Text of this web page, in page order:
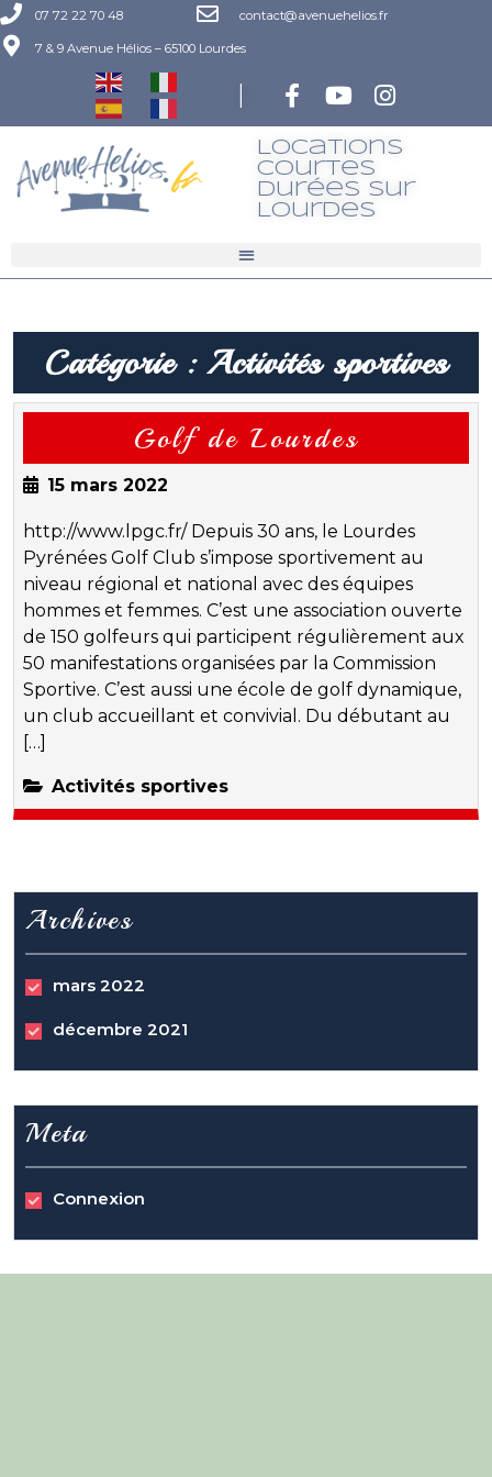
07 72 22 70 48 contact@avenuehelios.fr
7 & 9 Avenue Hélios – 65100 Lourdes
|
Locations
Courtes
Durées Sur
LourdeS
Catégorie : Activités sportives
Golf de Lourdes
15 mars 2022
http://www.lpgc.fr/ Depuis 30 ans, le Lourdes
Pyrénées Golf Club s’impose sportivement au
niveau régional et national avec des équipes
hommes et femmes. C’est une association ouverte
de 150 golfeurs qui participent régulièrement aux
50 manifestations organisées par la Commission
Sportive. C’est aussi une école de golf dynamique,
un club accueillant et convivial. Du débutant au
[…]
Activités sportives
Archives
mars 2022
décembre 2021
Meta
Connexion